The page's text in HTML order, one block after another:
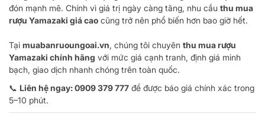
đón mạnh mẽ. Chính vì giá trị ngày càng tăng, nhu cầu thu mua
rượu Yamazaki giá cao cũng trở nên phổ biến hơn bao giờ hết.
Tại muabanruoungoai.vn, chúng tôi chuyên thu mua rượu
Yamazaki chính hãng với mức giá cạnh tranh, định giá minh
bạch, giao dịch nhanh chóng trên toàn quốc.
📞 Liên hệ ngay: 0909 379 777 để được báo giá chính xác trong
5–10 phút.